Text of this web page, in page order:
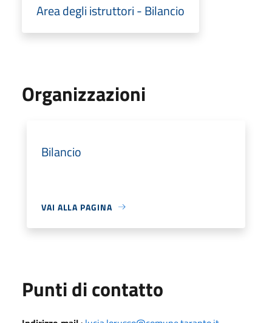
Area degli istruttori - Bilancio
Organizzazioni
Bilancio
VAI ALLA PAGINA
Punti di contatto